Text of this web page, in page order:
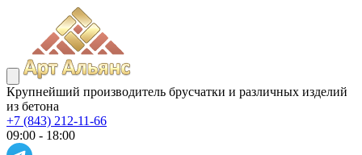
Крупнейший производитель брусчатки и различных изделий
из бетона
+7 (843) 212-11-66
09:00 - 18:00